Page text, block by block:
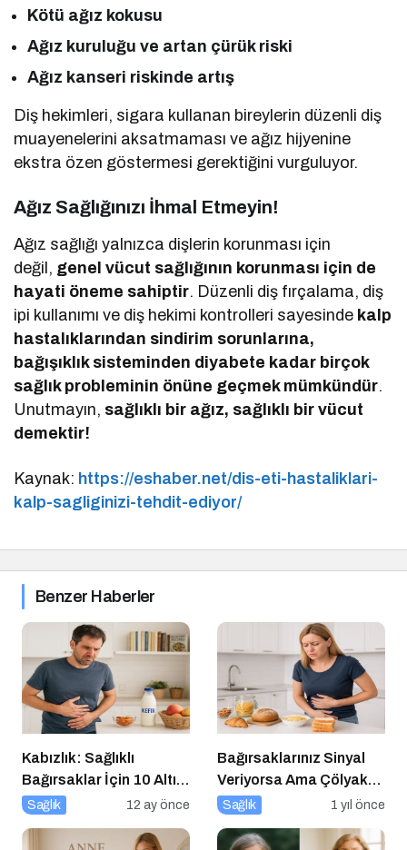
Kötü ağız kokusu
Ağız kuruluğu ve artan çürük riski
Ağız kanseri riskinde artış
Diş hekimleri, sigara kullanan bireylerin düzenli diş
muayenelerini aksatmaması ve ağız hijyenine
ekstra özen göstermesi gerektiğini vurguluyor.
Ağız Sağlığınızı İhmal Etmeyin!
Ağız sağlığı yalnızca dişlerin korunması için
değil, genel vücut sağlığının korunması için de
hayati öneme sahiptir. Düzenli diş fırçalama, diş
ipi kullanımı ve diş hekimi kontrolleri sayesinde kalp
hastalıklarından sindirim sorunlarına,
bağışıklık sisteminden diyabete kadar birçok
sağlık probleminin önüne geçmek mümkündür.
Unutmayın, sağlıklı bir ağız, sağlıklı bir vücut
demektir!
Kaynak: https://eshaber.net/dis-eti-hastaliklari-
kalp-sagliginizi-tehdit-ediyor/
Benzer Haberler
Kabızlık: Sağlıklı
Bağırsaklar İçin 10 Altın
Öneri
Sağlık 12 ay önce
Bağırsaklarınız Sinyal
Veriyorsa Ama Çölyak
Değilseniz
Sağlık 1 yıl önce